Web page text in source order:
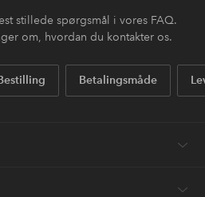
stillede spørgsmål i vores FAQ.
om, hvordan du kontakter os.
Betalingsmåde